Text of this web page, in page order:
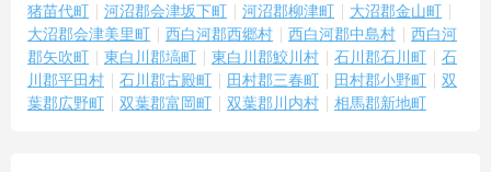
猪苗代町
河沼郡会津坂下町 河沼郡柳津町
大沼郡金山町
大沼郡会津美里町
西白河郡西郷村 西白河郡中島村
西白河
郡矢吹町
東白川郡塙町 東白川郡鮫川村 石川郡石川町
石
川郡平田村
石川郡古殿町 田村郡三春町 田村郡小野町
双
葉郡広野町
双葉郡富岡町 双葉郡川内村 相馬郡新地町